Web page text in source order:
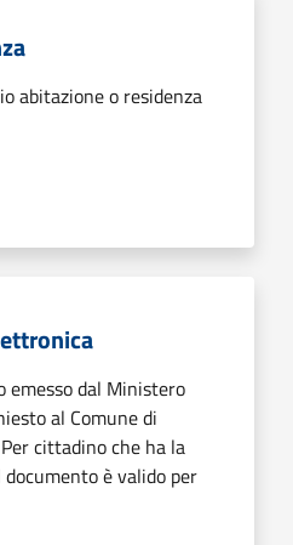
abitazione o residenza
emesso dal Ministero
al Comune di
cittadino che ha la
è valido per